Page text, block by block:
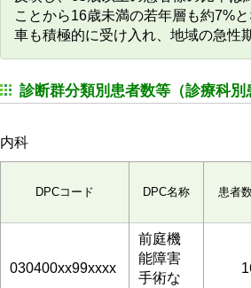
ことから16歳未満の若年層も約7%
車も積極的に受け入れ、地域の急性
診断群分類別患者数等（診療科別
内科
DPCコード DPC名称 患者
030400xx99xxxx
前庭機
能障害
手術な